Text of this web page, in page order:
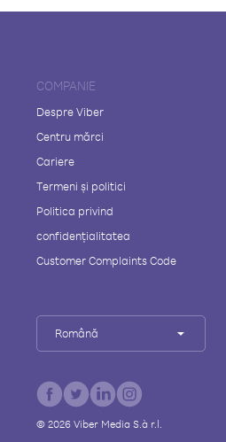
COMPANIE
Despre Viber
Centru mărci
Cariere
Termeni și politici
Politica privind
confidențialitatea
Customer Complaints Code
Română
© 2026Viber Media S.à r.l.